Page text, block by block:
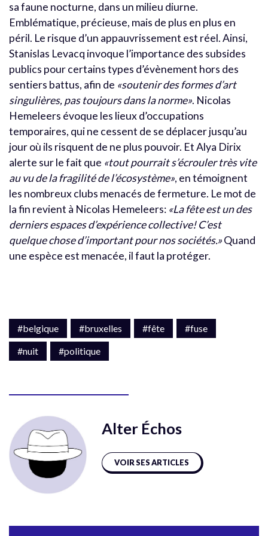
sa faune nocturne, dans un milieu diurne.
Emblématique, précieuse, mais de plus en plus en
péril. Le risque d’un appauvrissement est réel. Ainsi,
Stanislas Levacq invoque l’importance des subsides
publics pour certains types d’évènement hors des
sentiers battus, afin de «soutenir des formes d’art
singulières, pas toujours dans la norme». Nicolas
Hemeleers évoque les lieux d’occupations
temporaires, qui ne cessent de se déplacer jusqu’au
jour où ils risquent de ne plus pouvoir. Et Alya Dirix
alerte sur le fait que «tout pourrait s’écrouler très vite
au vu de la fragilité de l’écosystème», en témoignent
les nombreux clubs menacés de fermeture. Le mot de
la fin revient à Nicolas Hemeleers: «La fête est un des
derniers espaces d’expérience collective! C’est
quelque chose d’important pour nos sociétés.»Quand
une espèce est menacée, il faut la protéger.
#belgique #bruxelles #fête
#fuse
#nuit
#politique
Alter Échos
VOIR SES ARTICLES